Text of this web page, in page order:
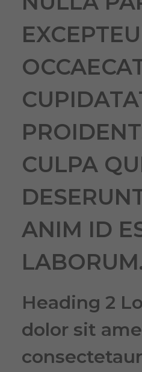
CULPA
ANIM ID
Heading 2
dolor sit